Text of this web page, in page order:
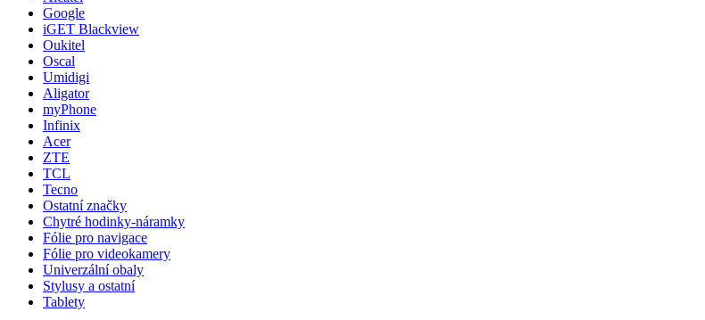
Google
iGET Blackview
Oukitel
Oscal
Umidigi
Aligator
myPhone
Infinix
Acer
ZTE
TCL
Tecno
Ostatní značky
Chytré hodinky-náramky
Fólie pro navigace
Fólie pro videokamery
Univerzální obaly
Stylusy a ostatní
Tablety